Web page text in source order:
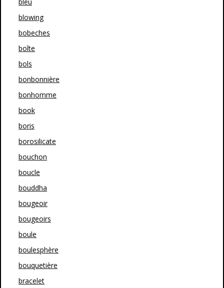
blowing
bobeches
boîte
bols
bonbonnière
bonhomme
book
boris
borosilicate
bouchon
boucle
bouddha
bougeoir
bougeoirs
boule
boulesphère
bouquetière
bracelet